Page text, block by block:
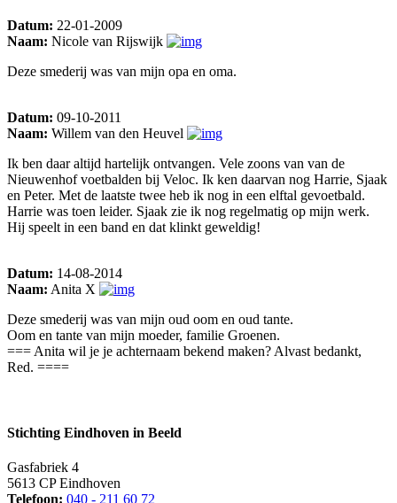
Datum: 22-01-2009
Naam: Nicole van Rijswijk
Deze smederij was van mijn opa en oma.
Datum: 09-10-2011
Naam: Willem van den Heuvel
Ik ben daar altijd hartelijk ontvangen. Vele zoons van van de
Nieuwenhof voetbalden bij Veloc. Ik ken daarvan nog Harrie, Sjaak
en Peter. Met de laatste twee heb ik nog in een elftal gevoetbald.
Harrie was toen leider. Sjaak zie ik nog regelmatig op mijn werk.
Hij speelt in een band en dat klinkt geweldig!
Datum: 14-08-2014
Naam: Anita X
Deze smederij was van mijn oud oom en oud tante.
Oom en tante van mijn moeder, familie Groenen.
=== Anita wil je je achternaam bekend maken? Alvast bedankt,
Red. ====
Stichting Eindhoven in Beeld
Gasfabriek 4
5613 CP Eindhoven
Telefoon: 040 - 211 60 72